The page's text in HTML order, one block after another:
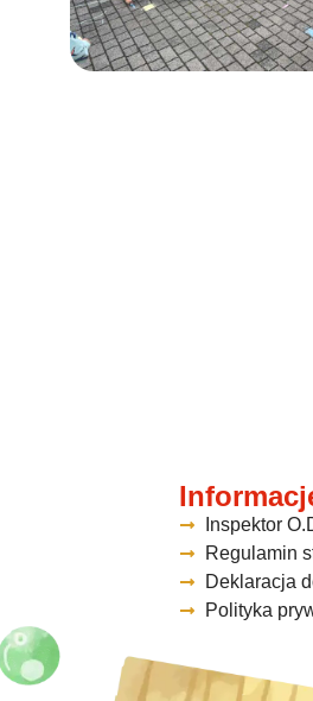
Inspektor
Regulamin
Deklaracja
Polityka